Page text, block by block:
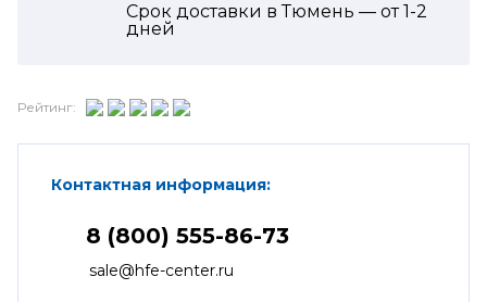
Срок доставки в Тюмень — от1-2
дней
Рейтинг:
Контактная информация:
8 (800) 555-86-73
sale@hfe-center.ru